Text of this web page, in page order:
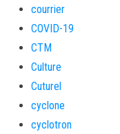
courrier
COVID-19
CTM
Culture
Cuturel
cyclone
cyclotron